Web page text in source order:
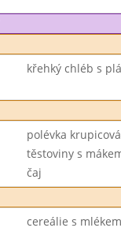
křehký chléb s
polévka
těstoviny s
čaj
cereálie s